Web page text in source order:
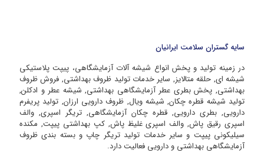
سایه گستران سلامت ایرانیان
در زمینه تولید و پخش انواع شیشه آلات آزمایشگاهی، پیپت پلاستیکی
شیشه ای, حلقه متالایز, سایر خدمات تولید ظروف بهداشتی, فروش ظروف
بهداشتی, پخش بطری عطر آزمایشگاهی بهداشتی, شیشه عطر و ادکلن,
تولید شیشه قطره چکان, شیشه ویال, ظروف دارویی ارزان, تولید پریفرم
دارویی, بطری دارویی, قطره چکان آزمایشگاهی, تریگر اسپری, والف
اسپری رقیق پاش, والف اسپری غلیظ پاش, کپ بهداشتی پیپت, مکنده
سیلیکونی پیپت و سایر خدمات تولید تریگر چاپ و بسته بندی ظروف
آزمایشگاهی بهداشتی و دارویی فعالیت دارد.